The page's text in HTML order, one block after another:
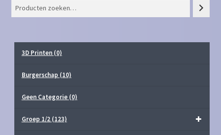
3D Printen (0)
Burgerschap (10)
Geen Categorie (0)
Groep 1/2 (123)